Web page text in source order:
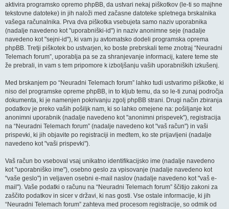
aktivira programsko opremo phpBB, da ustvari nekaj piškotkov (le-ti so majhne
tekstovne datoteke) in jih naloži med začasne datoteke spletnega brskalnika
vašega računalnika. Prva dva piškotka vsebujeta samo naziv uporabnika
(nadalje navedeno kot "uporabniški-id") in naziv anonimne seje (nadalje
navedeno kot "sejni-id"), ki vam ju avtomatsko dodeli programska oprema
phpBB. Tretji piškotek bo ustvarjen, ko boste prebrskali teme znotraj “Neuradni
Telemach forum”, uporablja pa se za shranjevanje informacij, katere teme ste
že prebrali, in vam s tem pripomore k izboljšanju vaših uporabniških izkušenj.
Med brskanjem po “Neuradni Telemach forum” lahko tudi ustvarimo piškotke, ki
niso del programske opreme phpBB, in to kljub temu, da so le-ti zunaj področja
dokumenta, ki je namenjen pokrivanju zgolj phpBB strani. Drugi način zbiranja
podatkov je preko vaših pošiljk nam, ki so lahko omejene na: pošiljanje kot
anonimni uporabnik (nadalje navedeno kot "anonimni prispevek"), registracija
na “Neuradni Telemach forum” (nadalje navedeno kot "vaš račun") in vaši
prispevki, ki jih objavite po registraciji in medtem, ko ste prijavljeni (nadalje
navedeno kot "vaši prispevki").
Vaš račun bo vseboval vsaj unikatno identifikacijsko ime (nadalje navedeno
kot "uporabniško ime"), osebno geslo za vpisovanje (nadalje navedeno kot
"vaše geslo") in veljaven osebni e-mail naslov (nadalje navedeno kot "vaš e-
mail"). Vaše podatki o računu na “Neuradni Telemach forum” ščitijo zakoni za
zaščito podatkov in sicer v državi, ki nas gosti. Vse ostale informacije, ki jih
“Neuradni Telemach forum” zahteva med procesom registracije, so odmik od